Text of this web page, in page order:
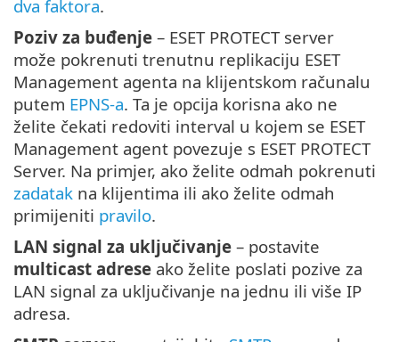
dva faktora.
Poziv za buđenje – ESET PROTECT server
može pokrenuti trenutnu replikaciju ESET
Management agenta na klijentskom računalu
putem EPNS-a. Ta je opcija korisna ako ne
želite čekati redoviti interval u kojem se ESET
Management agent povezuje s ESET PROTECT
Server. Na primjer, ako želite odmah pokrenuti
zadatak na klijentima ili ako želite odmah
primijeniti pravilo.
LAN signal za uključivanje – postavite
multicast adrese ako želite poslati pozive za
LAN signal za uključivanje na jednu ili više IP
adresa.